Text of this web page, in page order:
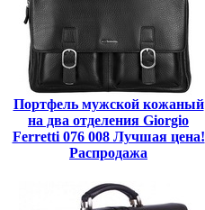
Портфель мужской кожаный
на два отделения Giorgio
Ferretti 076 008 Лучшая цена!
Распродажа